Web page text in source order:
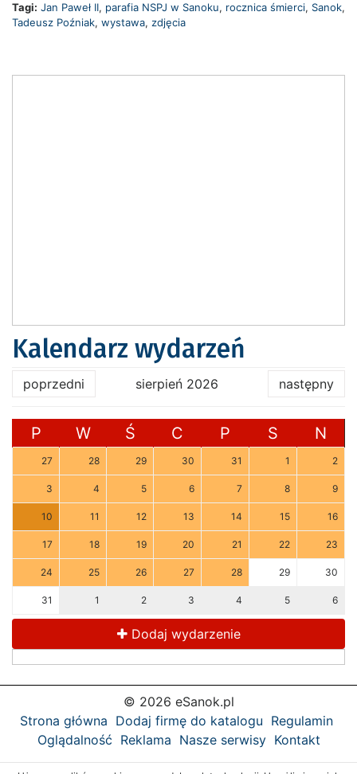
Tagi: Jan Paweł II, parafia NSPJ w Sanoku, rocznica śmierci, Sanok,
Tadeusz Poźniak, wystawa, zdjęcia
Kalendarz wydarzeń
poprzedni sierpień 2026 następny
P W Ś C P S N
27 28 29 30 31 1 2
3 4 5 6 7 8 9
10 11 12 13 14 15 16
17 18 19 20 21 22 23
24 25 26 27 28 29 30
31 1 2 3 4 5 6
Dodaj wydarzenie
© 2026 eSanok.pl
Strona główna Dodaj firmę do katalogu Regulamin
Oglądalność Reklama Nasze serwisy Kontakt